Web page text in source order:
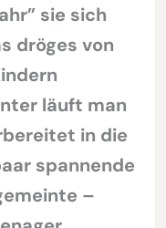
sie sich
dröges von
läuft man
in die
spannende
–